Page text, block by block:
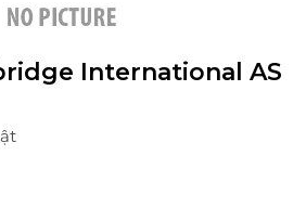
International AS